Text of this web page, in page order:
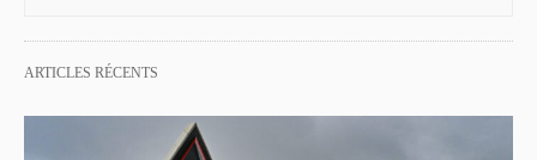
ARTICLES RÉCENTS